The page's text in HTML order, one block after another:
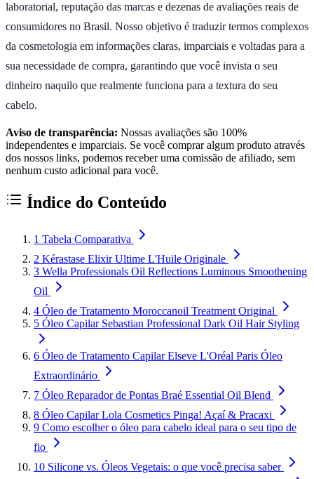
laboratorial, reputação das marcas e dezenas de avaliações reais de
consumidores no Brasil. Nosso objetivo é traduzir termos complexos
da cosmetologia em informações claras, imparciais e voltadas para a
sua necessidade de compra, garantindo que você invista o seu
dinheiro naquilo que realmente funciona para a textura do seu
cabelo.
Aviso de transparência: Nossas avaliações são 100%
independentes e imparciais. Se você comprar algum produto através
dos nossos links, podemos receber uma comissão de afiliado, sem
nenhum custo adicional para você.
Índice do Conteúdo
1 Tabela Comparativa
2 Kérastase Elixir Ultime L'Huile Originale
3 Wella Professionals Oil Reflections Luminous Smoothening
Oil
4 Óleo de Tratamento Moroccanoil Treatment Original
5 Óleo Capilar Sebastian Professional Dark Oil Hair Styling
6 Óleo de Tratamento Capilar Elseve L'Oréal Paris Óleo
Extraordinário
7 Óleo Reparador de Pontas Braé Essential Oil Blend
8 Óleo Capilar Lola Cosmetics Pinga! Açaí & Pracaxi
9 Como escolher o óleo para cabelo ideal para o seu tipo de
fio
10 Silicone vs. Óleos Vegetais: o que você precisa saber